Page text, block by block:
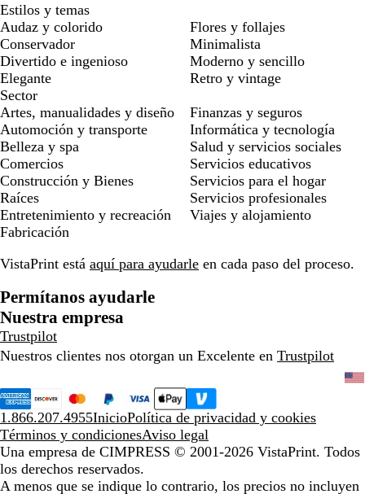
Estilos y temas
Audaz y colorido
Conservador
Divertido e ingenioso
Elegante
Flores y follajes
Minimalista
Moderno y sencillo
Retro y vintage
Sector
Artes, manualidades y diseño
Automoción y transporte
Belleza y spa
Comercios
Construcción y Bienes
Raíces
Entretenimiento y recreación
Fabricación
Finanzas y seguros
Informática y tecnología
Salud y servicios sociales
Servicios educativos
Servicios para el hogar
Servicios profesionales
Viajes y alojamiento
VistaPrint está aquí para ayudarle en cada paso del proceso.
Permítanos ayudarle
Nuestra empresa
Trustpilot
Nuestros clientes nos otorgan un Excelente en Trustpilot
1.866.207.4955InicioPolítica de privacidad y cookies
Términos y condicionesAviso legal
Una empresa de CIMPRESS © 2001-2026 VistaPrint. Todos
los derechos reservados.
A menos que se indique lo contrario, los precios no incluyen